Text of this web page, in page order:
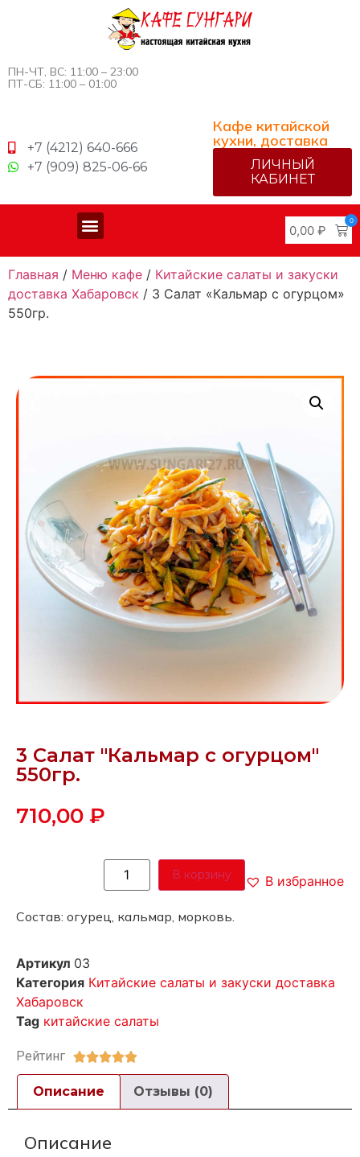
ПН-ЧТ, ВС: 11:00 – 23:00
ПТ-СБ: 11:00 – 01:00
+7 (4212) 640-666
+7 (909) 825-06-66
Кафе китайской
кухни, доставка
ЛИЧНЫЙ
КАБИНЕТ
0,00 ₽
0
Главная / Меню кафе / Китайские салаты и закуски
доставка Хабаровск / 3 Салат «Кальмар с огурцом»
550гр.
3 Салат "Кальмар с огурцом"
550гр.
710,00 ₽
В корзину В избранное
Состав: огурец, кальмар, морковь.
Артикул 03
Категория Китайские салаты и закуски доставка
Хабаровск
Tag китайские салаты
Рейтинг 
Описание Отзывы (0)
Описание